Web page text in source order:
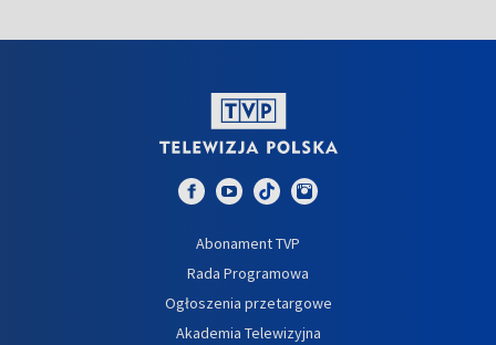
Abonament TVP
Rada Programowa
Ogłoszenia przetargowe
Akademia Telewizyjna